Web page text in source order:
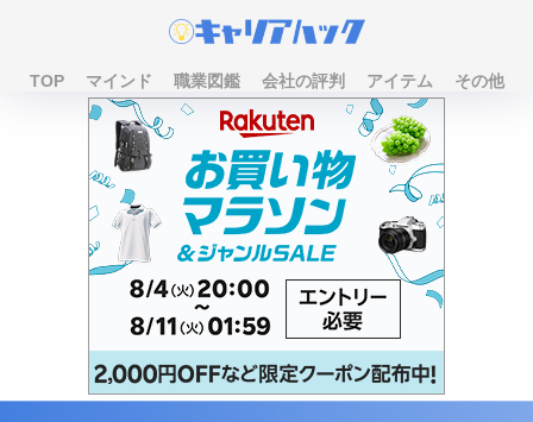
TOP マインド 職業図鑑 会社の評判 アイテム その他